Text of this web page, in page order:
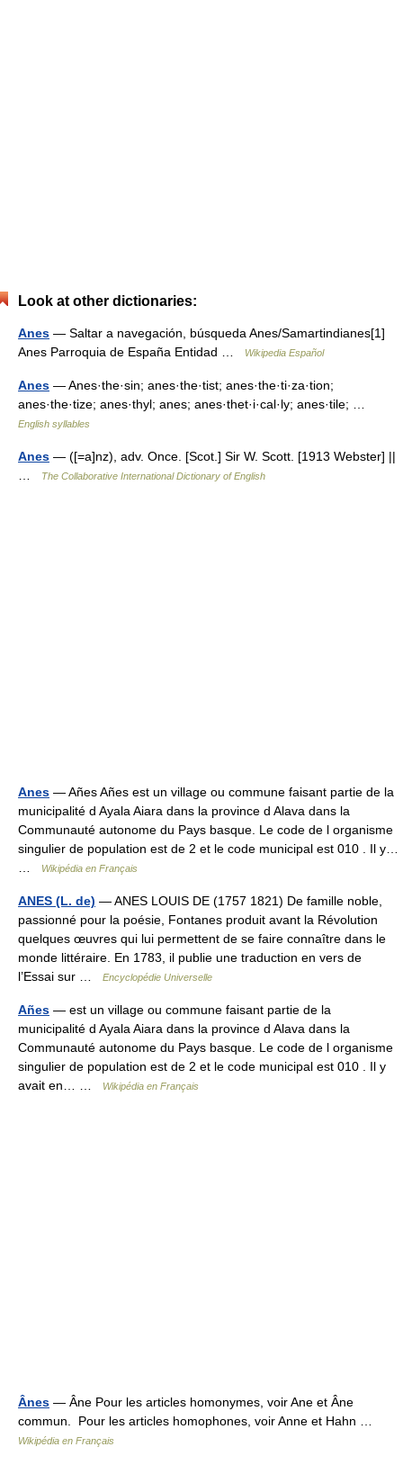
Look at other dictionaries:
Anes — Saltar a navegación, búsqueda Anes/Samartindianes[1]
Anes Parroquia de España Entidad …
Wikipedia Español
Anes — Anes·the·sin; anes·the·tist; anes·the·ti·za·tion;
anes·the·tize; anes·thyl; anes; anes·thet·i·cal·ly; anes·tile; …
English syllables
Anes — ([=a]nz), adv. Once. [Scot.] Sir W. Scott. [1913 Webster] ||
The Collaborative International Dictionary of English
Anes — Añes Añes est un village ou commune faisant partie de la
municipalité d Ayala Aiara dans la province d Alava dans la
Communauté autonome du Pays basque. Le code de l organisme
singulier de population est de 2 et le code municipal est 010 . Il y…
Wikipédia en Français
ANES (L. de) — ANES LOUIS DE (1757 1821) De famille noble,
passionné pour la poésie, Fontanes produit avant la Révolution
quelques œuvres qui lui permettent de se faire connaître dans le
monde littéraire. En 1783, il publie une traduction en vers de
l’Essai sur …
Encyclopédie Universelle
Añes — est un village ou commune faisant partie de la
municipalité d Ayala Aiara dans la province d Alava dans la
Communauté autonome du Pays basque. Le code de l organisme
singulier de population est de 2 et le code municipal est 010 . Il y
avait en… …
Wikipédia en Français
Ânes — Âne Pour les articles homonymes, voir Ane et Âne
commun. Pour les articles homophones, voir Anne et Hahn …
Wikipédia en Français